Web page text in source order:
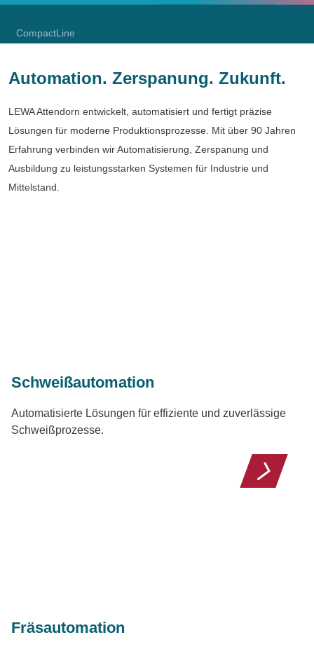
CompactLine
Standardisierte
Schweißzellen
Automation. Zerspanung. Zukunft.
LEWA Attendorn entwickelt, automatisiert und fertigt präzise
Lösungen für moderne Produktionsprozesse. Mit über 90 Jahren
Erfahrung verbinden wir Automatisierung, Zerspanung und
Ausbildung zu leistungsstarken Systemen für Industrie und
Mittelstand.
Schweißautomation
Automatisierte Lösungen für effiziente und zuverlässige
Schweißprozesse.
Fräsautomation